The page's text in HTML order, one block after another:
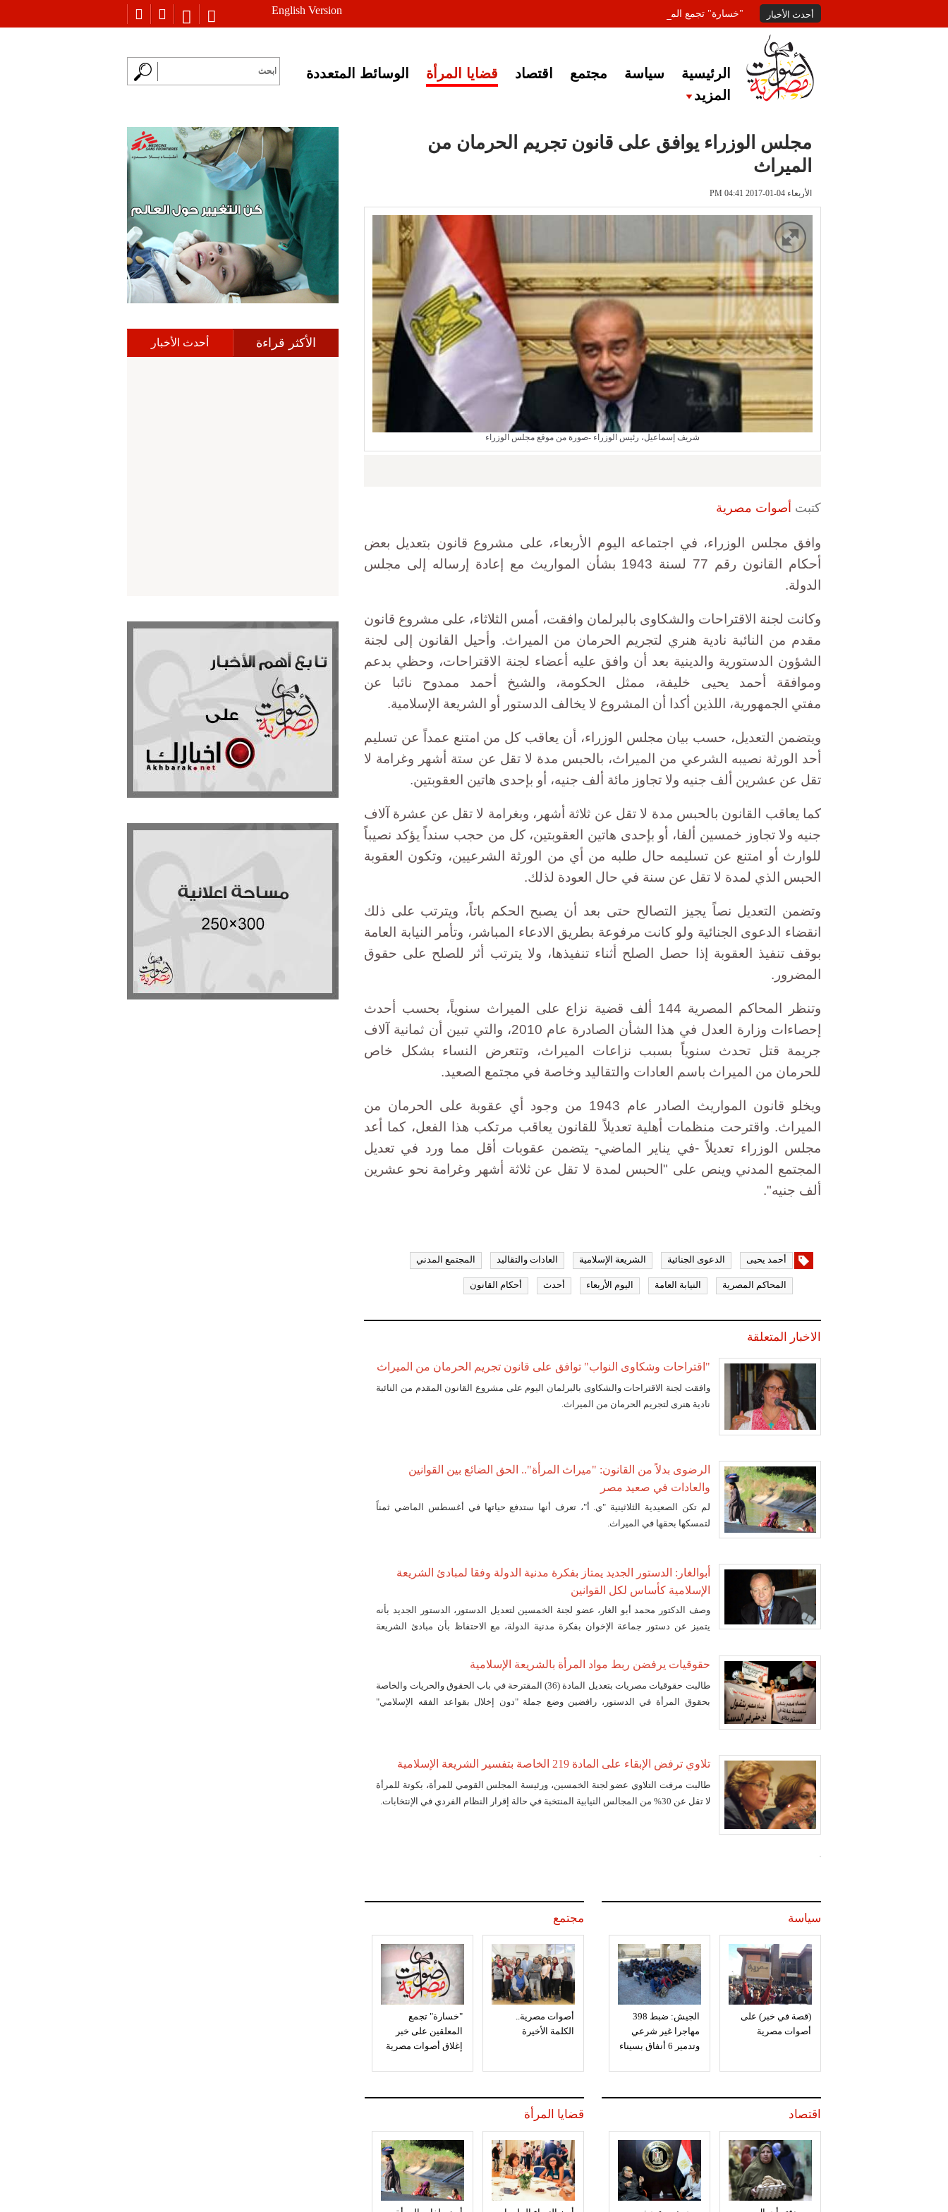
English Version أحدث الأخبار "خسارة" تجمع المعلقين على خبر إغلاق أصوات مصرية
الرئيسية سياسة مجتمع اقتصاد قضايا المرأة
الوسائط المتعددة
المزيد
مجلس الوزراء يوافق على قانون تجريم الحرمان من
الميراث
الأربعاء 04-01-2017 PM 04:41
شريف إسماعيل، رئيس الوزراء -صورة من موقع مجلس الوزراء
كتبت أصوات مصرية
وافق مجلس الوزراء، في اجتماعه اليوم الأربعاء، على مشروع قانون بتعديل بعض
أحكام القانون رقم 77 لسنة 1943 بشأن المواريث مع إعادة إرساله إلى مجلس
الدولة.
وكانت لجنة الاقتراحات والشكاوى بالبرلمان وافقت، أمس الثلاثاء، على مشروع قانون
مقدم من النائبة نادية هنري لتجريم الحرمان من الميراث. وأحيل القانون إلى لجنة
الشؤون الدستورية والدينية بعد أن وافق عليه أعضاء لجنة الاقتراحات، وحظي بدعم
وموافقة أحمد يحيى خليفة، ممثل الحكومة، والشيخ أحمد ممدوح نائبا عن
مفتي الجمهورية، اللذين أكدا أن المشروع لا يخالف الدستور أو الشريعة الإسلامية.
ويتضمن التعديل، حسب بيان مجلس الوزراء، أن يعاقب كل من امتنع عمداً عن تسليم
أحد الورثة نصيبه الشرعي من الميراث، بالحبس مدة لا تقل عن ستة أشهر وغرامة لا
تقل عن عشرين ألف جنيه ولا تجاوز مائة ألف جنيه، أو بإحدى هاتين العقوبتين.
كما يعاقب القانون بالحبس مدة لا تقل عن ثلاثة أشهر، وبغرامة لا تقل عن عشرة آلاف
جنيه ولا تجاوز خمسين ألفا، أو بإحدى هاتين العقوبتين، كل من حجب سنداً يؤكد نصيباً
للوارث أو امتنع عن تسليمه حال طلبه من أي من الورثة الشرعيين، وتكون العقوبة
الحبس الذي لمدة لا تقل عن سنة في حال العودة لذلك.
وتضمن التعديل نصاً يجيز التصالح حتى بعد أن يصبح الحكم باتاً، ويترتب على ذلك
انقضاء الدعوى الجنائية ولو كانت مرفوعة بطريق الادعاء المباشر، وتأمر النيابة العامة
بوقف تنفيذ العقوبة إذا حصل الصلح أثناء تنفيذها، ولا يترتب أثر للصلح على حقوق
المضرور.
وتنظر المحاكم المصرية 144 ألف قضية نزاع على الميراث سنوياً، بحسب أحدث
إحصاءات وزارة العدل في هذا الشأن الصادرة عام 2010، والتي تبين أن ثمانية آلاف
جريمة قتل تحدث سنوياً بسبب نزاعات الميراث، وتتعرض النساء بشكل خاص
للحرمان من الميراث باسم العادات والتقاليد وخاصة في مجتمع الصعيد.
ويخلو قانون المواريث الصادر عام 1943 من وجود أي عقوبة على الحرمان من
الميراث. واقترحت منظمات أهلية تعديلاً للقانون يعاقب مرتكب هذا الفعل، كما أعد
مجلس الوزراء تعديلاً -في يناير الماضي- يتضمن عقوبات أقل مما ورد في تعديل
المجتمع المدني وينص على "الحبس لمدة لا تقل عن ثلاثة أشهر وغرامة نحو عشرين
ألف جنيه".
أحمد يحيى الدعوى الجنائية الشريعة الإسلامية العادات والتقاليد المجتمع المدني
المحاكم المصرية النيابة العامة اليوم الأربعاء أحدث أحكام القانون
الاخبار المتعلقة
"اقتراحات وشكاوى النواب" توافق على قانون تجريم الحرمان من الميراث
وافقت لجنة الاقتراحات والشكاوى بالبرلمان اليوم على مشروع القانون المقدم من النائبة
نادية هنرى لتجريم الحرمان من الميراث.
الرضوى بدلاً من القانون: "ميراث المرأة".. الحق الضائع بين القوانين
والعادات في صعيد مصر
لم تكن الصعيدية الثلاثينية "ي. أ"، تعرف أنها ستدفع حياتها في أغسطس الماضي ثمناً
لتمسكها بحقها في الميراث.
أبوالغار: الدستور الجديد يمتاز بفكرة مدنية الدولة وفقا لمبادئ الشريعة
الإسلامية كأساس لكل القوانين
وصف الدكتور محمد أبو الغار، عضو لجنة الخمسين لتعديل الدستور، الدستور الجديد بأنه
يتميز عن دستور جماعة الإخوان بفكرة مدنية الدولة، مع الاحتفاظ بأن مبادئ الشريعة
على حد قوله.
حقوقيات يرفضن ربط مواد المرأة بالشريعة الإسلامية
طالبت حقوقيات مصريات بتعديل المادة (36) المقترحة في باب الحقوق والحريات والخاصة
بحقوق المرأة في الدستور، رافضين وضع جملة "دون إخلال بقواعد الفقه الإسلامي"
تلاوي ترفض الإبقاء على المادة 219 الخاصة بتفسير الشريعة الإسلامية
طالبت مرفت التلاوي عضو لجنة الخمسين، ورئيسة المجلس القومي للمرأة، بكوتة للمرأة
لا تقل عن 30% من المجالس النيابية المنتخبة في حالة إقرار النظام الفردي في اﻹنتخابات.
سياسة
(قصة في خبر) على
أصوات مصرية
الجيش: ضبط 398
مهاجرا غير شرعي
وتدمير 6 أنفاق بسيناء
مجتمع
أصوات مصرية..
الكلمة الأخيرة
"خسارة" تجمع
المعلقين على خبر
إغلاق أصوات مصرية
اقتصاد قضايا المرأة
الأكثر قراءة أحدث الأخبار